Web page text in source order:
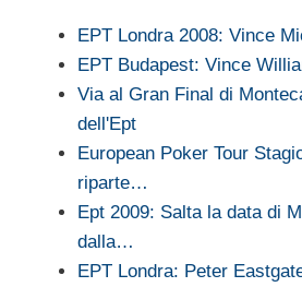
EPT Londra 2008: Vince
EPT Budapest: Vince
Via al Gran Final di
dell'Ept
European Poker Tour
riparte…
Ept 2009: Salta la data di
dalla…
EPT Londra: Peter